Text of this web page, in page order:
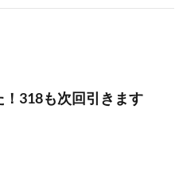
！318も次回引きます